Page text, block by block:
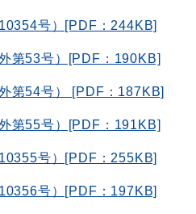
号）[PDF：244KB]
第53号）[PDF：190KB]
第54号） [PDF：187KB]
第55号）[PDF：191KB]
号）[PDF：255KB]
号）[PDF：197KB]